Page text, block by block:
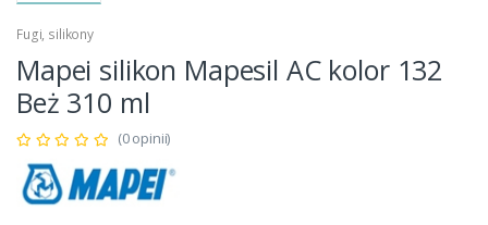
Fugi, silikony
Mapei silikon Mapesil AC kolor 132
Beż 310 ml
(0 opinii)